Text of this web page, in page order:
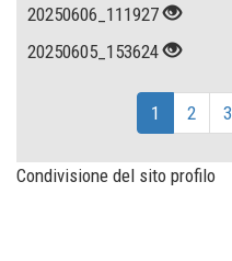
20250606_111927
20250605_153624
1 2 3
Condivisione del sito profilo